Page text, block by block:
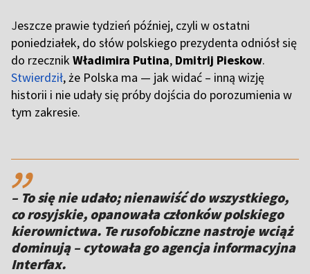
Jeszcze prawie tydzień później, czyli w ostatni
poniedziałek, do słów polskiego prezydenta odniósł się
do rzecznik Władimira Putina, Dmitrij Pieskow.
Stwierdził, że Polska ma — jak widać – inną wizję
historii i nie udały się próby dojścia do porozumienia w
tym zakresie.
,,
– To się nie udało; nienawiść do wszystkiego,
co rosyjskie, opanowała członków polskiego
kierownictwa. Te rusofobiczne nastroje wciąż
dominują – cytowała go agencja informacyjna
Interfax.